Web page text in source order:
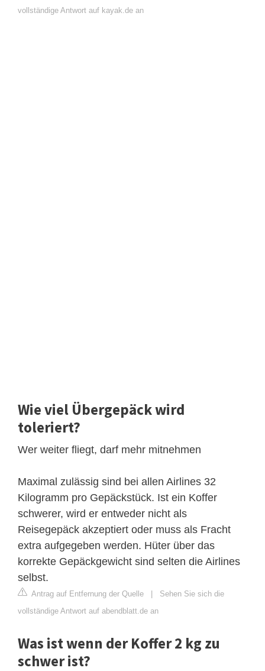
vollständige Antwort auf kayak.de an
Wie viel Übergepäck wird
toleriert?
Wer weiter fliegt, darf mehr mitnehmen
Maximal zulässig sind bei allen Airlines 32
Kilogramm pro Gepäckstück. Ist ein Koffer
schwerer, wird er entweder nicht als
Reisegepäck akzeptiert oder muss als Fracht
extra aufgegeben werden. Hüter über das
korrekte Gepäckgewicht sind selten die Airlines
selbst.
Antrag auf Entfernung der Quelle | Sehen Sie sich die
vollständige Antwort auf abendblatt.de an
Was ist wenn der Koffer 2 kg zu
schwer ist?